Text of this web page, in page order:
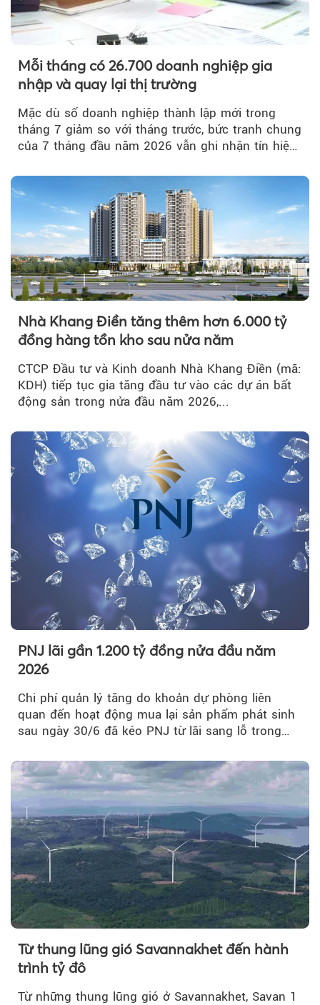
Mỗi tháng có 26.700 doanh nghiệp gia
nhập và quay lại thị trường
Mặc dù số doanh nghiệp thành lập mới trong
tháng 7 giảm so với tháng trước, bức tranh chung
của 7 tháng đầu năm 2026 vẫn ghi nhận tín hiệu
Nhà Khang Điền tăng thêm hơn 6.000 tỷ
đồng hàng tồn kho sau nửa năm
CTCP Đầu tư và Kinh doanh Nhà Khang Điền (mã:
KDH) tiếp tục gia tăng đầu tư vào các dự án bất
động sản trong nửa đầu năm 2026,...
PNJ lãi gần 1.200 tỷ đồng nửa đầu năm
2026
Chi phí quản lý tăng do khoản dự phòng liên
quan đến hoạt động mua lại sản phẩm phát sinh
sau ngày 30/6 đã kéo PNJ từ lãi sang lỗ trong
Từ thung lũng gió Savannakhet đến hành
trình tỷ đô
Từ những thung lũng gió ở Savannakhet, Savan 1